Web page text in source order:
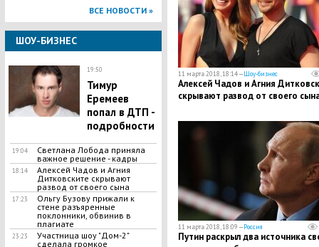
ВСЕ НОВОСТИ »
ШОУ-БИЗНЕС
19:50
​Тимур
Еремеев
попал в ДТП -
подробности
19:04
​Светлана Лобода приняла
важное решение - кадры
18:14
​Алексей Чадов и Агния
Дитковските скрывают
развод от своего сына
17:23
​Ольгу Бузову прижали к
стене разъяренные
поклонники, обвинив в
плагиате
23:23
​Участница шоу "Дом-2"
сделала громкое
11 марта 2018, 18:14 —Шоу-бизнес
​Алексей Чадов и Агния
скрывают развод от своего
11 марта 2018, 18:09 —Россия
Путин раскрыл два источника